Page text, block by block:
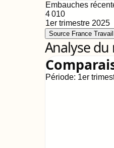
Embauches
4 010
1er trimestre 2025
Source France Travail
Analyse du
Période: 1er